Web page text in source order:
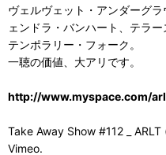
ヴェルヴェット・アンダーグ
ェンドラ・バンハート、テラ
テンポラリー・フォーク。
一聴の価値、大アリです。
http://www.myspace.com/
Take Away Show #112 _
Vimeo.